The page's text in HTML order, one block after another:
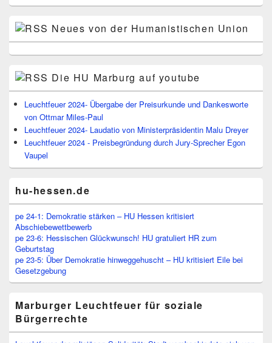
Neues von der Humanistischen Union
Die HU Marburg auf youtube
Leuchtfeuer 2024- Übergabe der Preisurkunde und Dankesworte
von Ottmar Miles-Paul
Leuchtfeuer 2024- Laudatio von Ministerpräsidentin Malu Dreyer
Leuchtfeuer 2024 - Preisbegründung durch Jury-Sprecher Egon
Vaupel
hu-hessen.de
pe 24-1: Demokratie stärken – HU Hessen kritisiert
Abschiebewettbewerb
pe 23-6: Hessischen Glückwunsch! HU gratuliert HR zum
Geburtstag
pe 23-5: Über Demokratie hinweggehuscht – HU kritisiert Eile bei
Gesetzgebung
Marburger Leuchtfeuer für soziale
Bürgerrechte